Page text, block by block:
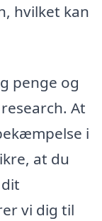
hvilket kan
penge og
At
i
at du
vi dig til